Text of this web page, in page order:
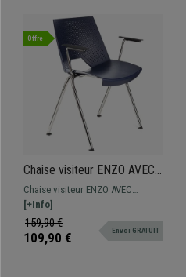
Offre
Chaise visiteur ENZO AVEC
ACCOUDOIRS, Commode et
Pratique, Empilable, Bleu
Chaise visiteur ENZO AVEC
ACCOUDOIRS, design
spectaculaire pour donner une
touche moderne aux salles
[+Info]
159,90 €
109,90 € Envoi GRATUIT